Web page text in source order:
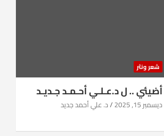
شعر ونثر
أضيئي .. ل د.عـلـي أحـمـد جـديـد
ديسمبر 15, 2025 د. علي أحمد جديد